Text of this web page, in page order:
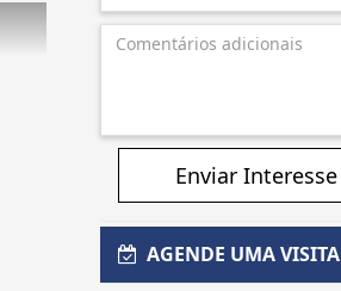
Enviar Interesse
AGENDE UMA VISITA